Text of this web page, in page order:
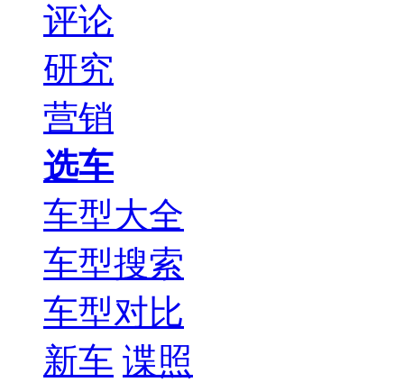
评论
研究
营销
选车
车型大全
车型搜索
车型对比
新车 谍照